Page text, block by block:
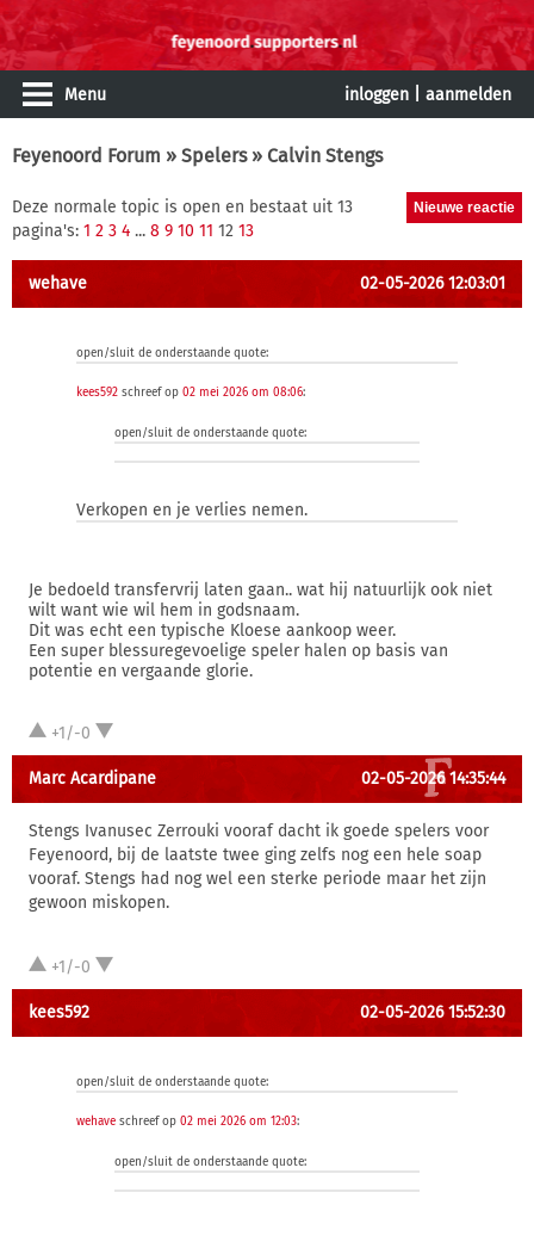
Menu inloggen aanmelden
Feyenoord Forum » Spelers» Calvin Stengs
Deze normale topic is open en bestaat uit 13
pagina's: 1 2 3 4 ... 8 9 10 11 12 13
wehave 02-05-2026 12:03:01
open/sluit de onderstaande quote:
kees592 schreef op 02 mei 2026 om 08:06:
open/sluit de onderstaande quote:
Verkopen en je verlies nemen.
Je bedoeld transfervrij laten gaan.. wat hij natuurlijk ook niet
wilt want wie wil hem in godsnaam.
Dit was echt een typische Kloese aankoop weer.
Een super blessuregevoelige speler halen op basis van
potentie en vergaande glorie.
+1/-0
Marc Acardipane 02-05-2026 14:35:44
Stengs Ivanusec Zerrouki vooraf dacht ik goede spelers voor
Feyenoord, bij de laatste twee ging zelfs nog een hele soap
vooraf. Stengs had nog wel een sterke periode maar het zijn
gewoon miskopen.
+1/-0
kees592 02-05-2026 15:52:30
open/sluit de onderstaande quote:
wehave schreef op 02 mei 2026 om 12:03:
open/sluit de onderstaande quote: